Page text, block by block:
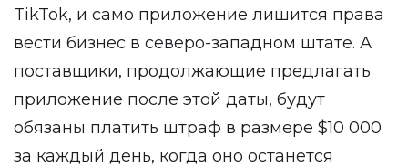
TikTok, и само приложение лишится права
вести бизнес в северо-западном штате. А
поставщики, продолжающие предлагать
приложение после этой даты, будут
обязаны платить штраф в размере $10 000
за каждый день, когда оно останется